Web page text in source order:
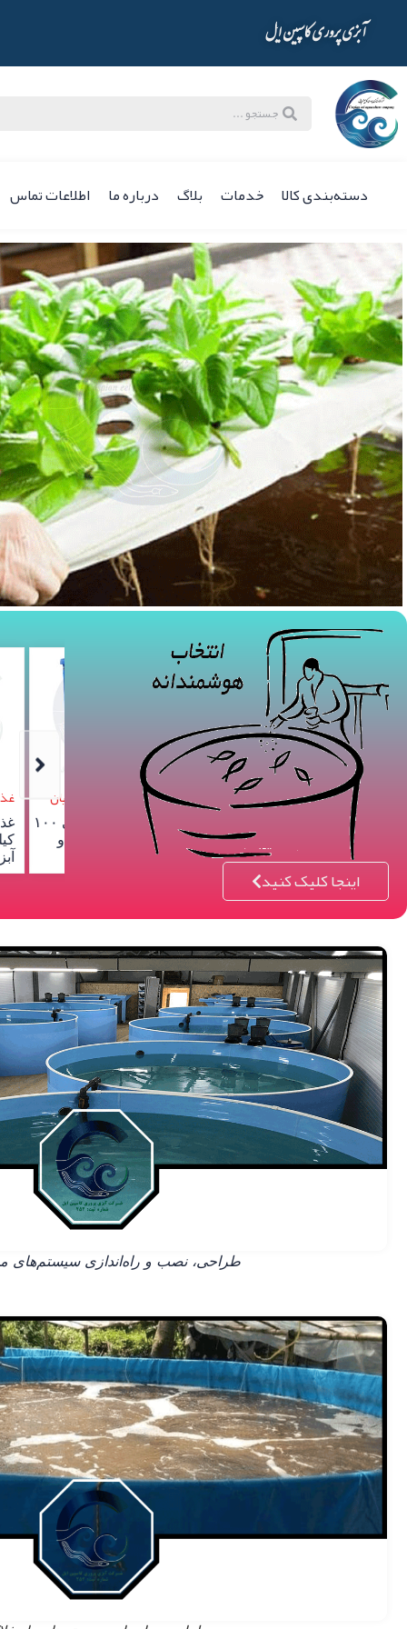
آبزی پروری کاسپین ایل
دسته‌بندی کالا خدمات بلاگ درباره ما اطلاعات تماس
اینجا کلیک کنید
غذاده اتوماتیک آبزیان
کیلوگرمی ماهی و
غذاده اتوماتیک آبزیان
کیلوگرمی ماهی و
آبزیان
غذاده
غذاده
ماهی و
طراحی، نصب و راه‌اندازی سیستم‌های